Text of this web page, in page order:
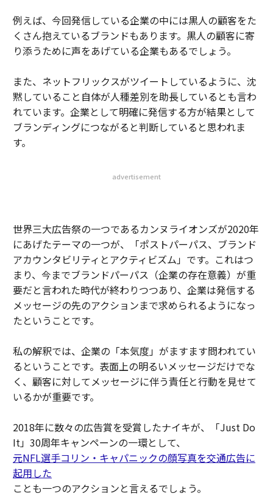
例えば、今回発信している企業の中には黒人の顧客をた
くさん抱えているブランドもあります。黒人の顧客に寄
り添うために声をあげている企業もあるでしょう。
また、ネットフリックスがツイートしているように、沈
黙していること自体が人種差別を助長しているとも言わ
れています。企業として明確に発信する方が結果として
ブランディングにつながると判断していると思われま
す。
advertisement
世界三大広告祭の一つであるカンヌライオンズが2020年
にあげたテーマの一つが、「ポストパーパス、ブランド
アカウンタビリティとアクティビズム」です。これはつ
まり、今までブランドパーパス（企業の存在意義）が重
要だと言われた時代が終わりつつあり、企業は発信する
メッセージの先のアクションまで求められるようになっ
たということです。
私の解釈では、企業の「本気度」がますます問われてい
るということです。表面上の明るいメッセージだけでな
く、顧客に対してメッセージに伴う責任と行動を見せて
いるかが重要です。
2018年に数々の広告賞を受賞したナイキが、「Just Do
It」30周年キャンペーンの一環として、
元NFL選手コリン・キャパニックの顔写真を交通広告に
起用した
ことも一つのアクションと言えるでしょう。